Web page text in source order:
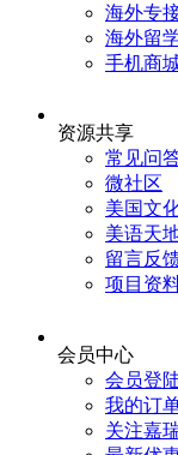
海外专
海外留
手机商
资源共享
常见问
微社区
美国文
美语天
留言反
项目资
会员中心
会员登
我的订
关注嘉